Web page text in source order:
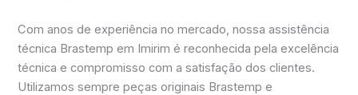
Com anos de experiência no mercado, nossa assistência
técnica Brastemp em Imirim é reconhecida pela excelência
técnica e compromisso com a satisfação dos clientes.
Utilizamos sempre peças originais Brastemp e